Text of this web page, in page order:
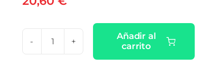
ISDIN
Añadir al
carrito